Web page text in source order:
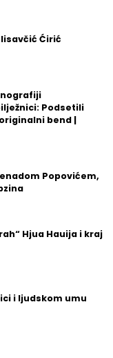
Ćirić
Podsetili
bend |
Popovićem,
Hjua Hauija i kraj
i ljudskom umu